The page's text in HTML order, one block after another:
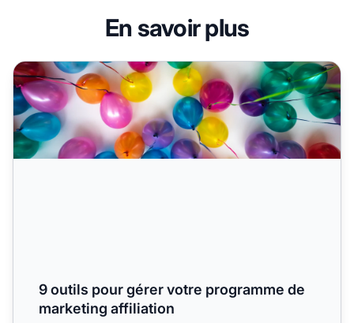
En savoir plus
9 outils pour gérer votre programme de marketing
9 outils pour gérer votre programme de
marketing affiliation